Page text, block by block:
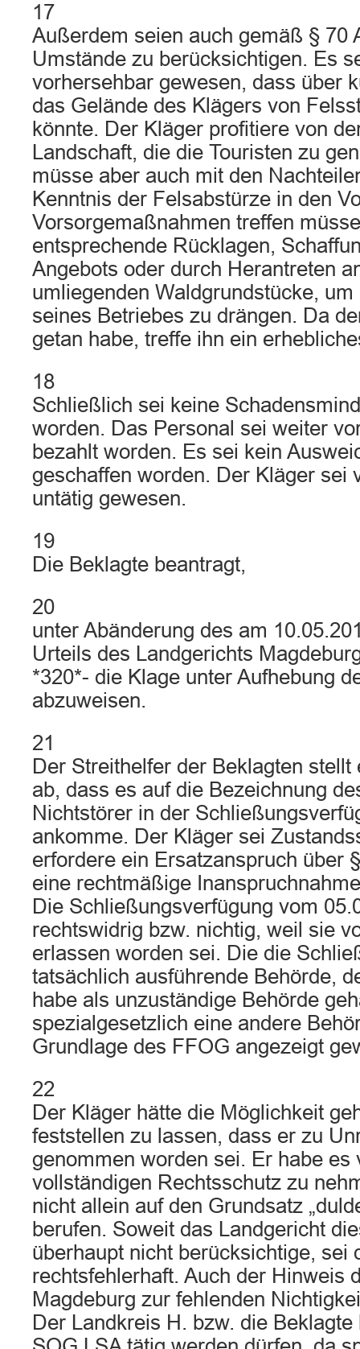
17
Außerdem seien auch gemäß § 70
Umstände zu berücksichtigen. Es
vorhersehbar gewesen, dass über
das Gelände des Klägers von
könnte. Der Kläger profitiere von
Landschaft, die die Touristen zu
müsse aber auch mit den
Kenntnis der Felsabstürze in den
Vorsorgemaßnahmen treffen
entsprechende Rücklagen,
Angebots oder durch Herantreten
umliegenden Waldgrundstücke,
seines Betriebes zu drängen. Da
getan habe, treffe ihn ein
18
Schließlich sei keine
worden. Das Personal sei weiter
bezahlt worden. Es sei kein
geschaffen worden. Der Kläger sei
untätig gewesen.
19
Die Beklagte beantragt,
20
unter Abänderung des am
Urteils des Landgerichts
*320*- die Klage unter Aufhebung
abzuweisen.
21
Der Streithelfer der Beklagten stellt
ab, dass es auf die Bezeichnung
Nichtstörer in der
ankomme. Der Kläger sei
erfordere ein Ersatzanspruch über
eine rechtmäßige
Die Schließungsverfügung vom
rechtswidrig bzw. nichtig, weil sie
erlassen worden sei. Die die
tatsächlich ausführende Behörde,
habe als unzuständige Behörde
spezialgesetzlich eine andere
Grundlage des FFOG angezeigt
22
Der Kläger hätte die Möglichkeit
feststellen zu lassen, dass er zu
genommen worden sei. Er habe es
vollständigen Rechtsschutz zu
nicht allein auf den Grundsatz
berufen. Soweit das Landgericht
überhaupt nicht berücksichtige, sei
rechtsfehlerhaft. Auch der Hinweis
Magdeburg zur fehlenden
Der Landkreis H. bzw. die